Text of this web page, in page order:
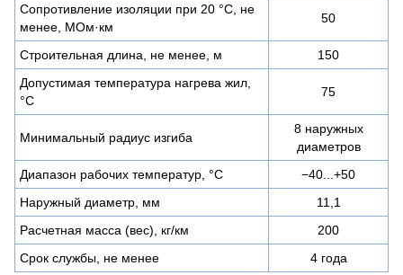
Сопротивление изоляции при 20 °С, не
менее, МОм·км
50
Строительная длина, не менее, м
150
Допустимая температура нагрева жил,
°С
75
Минимальный радиус изгиба
8 наружных
диаметров
Диапазон рабочих температур, °C
−40...+50
Наружный диаметр, мм
11,1
Расчетная масса (вес), кг/км
200
Срок службы, не менее
4 года